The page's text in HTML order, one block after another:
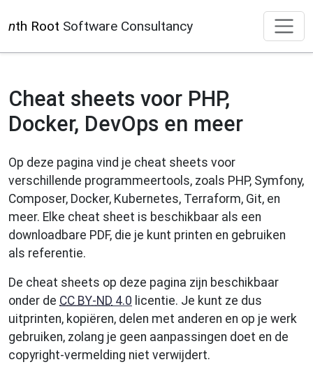
nth Root Software Consultancy
Cheat sheets voor PHP,
Docker, DevOps en meer
Op deze pagina vind je cheat sheets voor
verschillende programmeertools, zoals PHP, Symfony,
Composer, Docker, Kubernetes, Terraform, Git, en
meer. Elke cheat sheet is beschikbaar als een
downloadbare PDF, die je kunt printen en gebruiken
als referentie.
De cheat sheets op deze pagina zijn beschikbaar
onder de CC BY-ND 4.0 licentie. Je kunt ze dus
uitprinten, kopiëren, delen met anderen en op je werk
gebruiken, zolang je geen aanpassingen doet en de
copyright-vermelding niet verwijdert.